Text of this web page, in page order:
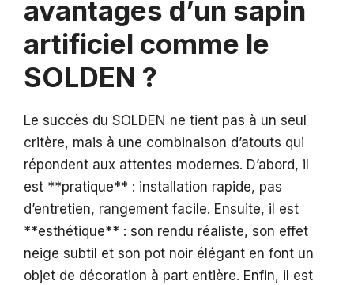
avantages d’un sapin
artificiel comme le
SOLDEN ?
Le succès du SOLDEN ne tient pas à un seul
critère, mais à une combinaison d’atouts qui
répondent aux attentes modernes. D’abord, il
est **pratique** : installation rapide, pas
d’entretien, rangement facile. Ensuite, il est
**esthétique** : son rendu réaliste, son effet
neige subtil et son pot noir élégant en font un
objet de décoration à part entière. Enfin, il est